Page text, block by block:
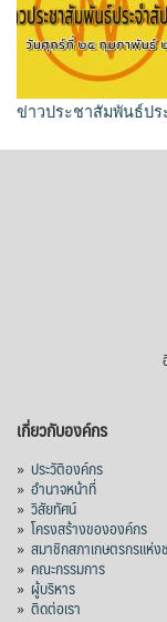
ข่าวประชาสัมพันธ์ปร
เกี่ยวกับองค์กร
» ประวัติองค์กร
» อำนาจหน้าที่
» วิสัยทัศน์
» โครงสร้างขององค์กร
» สมาชิกสภาเกษตรกรแห่ง
» คณะกรรมการ
» ผู้บริหาร
» ติดต่อเรา